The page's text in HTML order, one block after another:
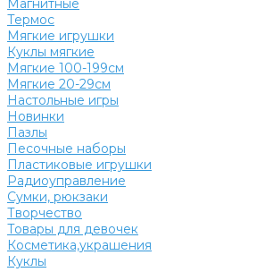
Магнитные
Термос
Мягкие игрушки
Куклы мягкие
Мягкие 100-199см
Мягкие 20-29см
Настольные игры
Новинки
Пазлы
Песочные наборы
Пластиковые игрушки
Радиоуправление
Сумки, рюкзаки
Творчество
Товары для девочек
Косметика,украшения
Куклы